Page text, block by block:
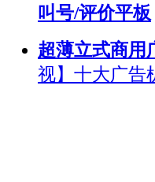
叫号/评价平板
超薄立式商用
视】十大广告